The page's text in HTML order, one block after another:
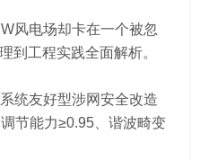
风电场却卡在一个被忽
到工程实践全面解析。
统友好型涉网安全改造
节能力≥0.95、谐波畸变